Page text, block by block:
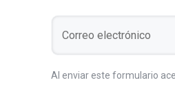
Al enviar este formulario